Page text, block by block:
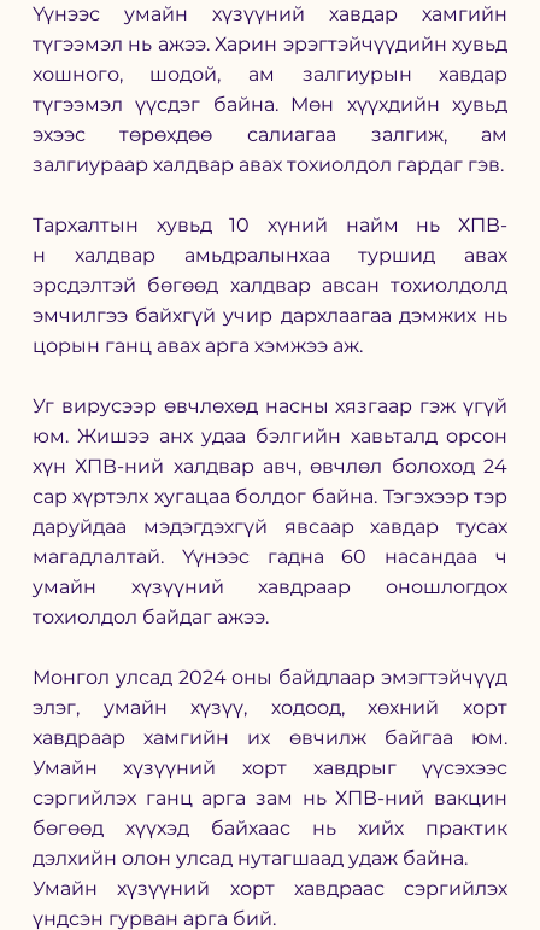
Үүнээс умайн хүзүүний хавдар хамгийн
түгээмэл нь ажээ. Харин эрэгтэйчүүдийн хувьд
хошного, шодой, ам залгиурын хавдар
түгээмэл үүсдэг байна. Мөн хүүхдийн хувьд
эхээс төрөхдөө салиагаа залгиж, ам
залгиураар халдвар авах тохиолдол гардаг гэв.
Тархалтын хувьд 10 хүний найм нь ХПВ-
н халдвар амьдралынхаа туршид авах
эрсдэлтэй бөгөөд халдвар авсан тохиолдолд
эмчилгээ байхгүй учир дархлаагаа дэмжих нь
цорын ганц авах арга хэмжээ аж.
Уг вирусээр өвчлөхөд насны хязгаар гэж үгүй
юм. Жишээ анх удаа бэлгийн хавьталд орсон
хүн ХПВ-ний халдвар авч, өвчлөл болоход 24
сар хүртэлх хугацаа болдог байна. Тэгэхээр тэр
даруйдаа мэдэгдэхгүй явсаар хавдар тусах
магадлалтай. Үүнээс гадна 60 насандаа ч
умайн хүзүүний хавдраар оношлогдох
тохиолдол байдаг ажээ.
Монгол улсад 2024 оны байдлаар эмэгтэйчүүд
элэг, умайн хүзүү, ходоод, хөхний хорт
хавдраар хамгийн их өвчилж байгаа юм.
Умайн хүзүүний хорт хавдрыг үүсэхээс
сэргийлэх ганц арга зам нь ХПВ-ний вакцин
бөгөөд хүүхэд байхаас нь хийх практик
дэлхийн олон улсад нутагшаад удаж байна.
Умайн хүзүүний хорт хавдраас сэргийлэх
үндсэн гурван арга бий.